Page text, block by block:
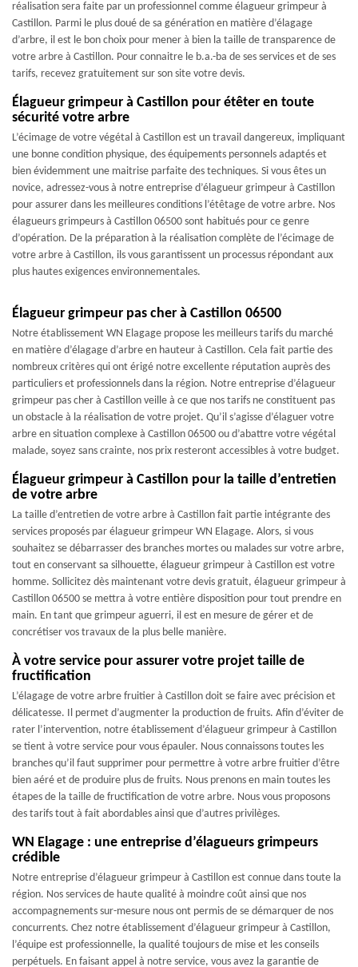
réalisation sera faite par un professionnel comme élagueur grimpeur à
Castillon. Parmi le plus doué de sa génération en matière d’élagage
d’arbre, il est le bon choix pour mener à bien la taille de transparence de
votre arbre à Castillon. Pour connaitre le b.a.-ba de ses services et de ses
tarifs, recevez gratuitement sur son site votre devis.
Élagueur grimpeur à Castillon pour étêter en toute
sécurité votre arbre
L’écimage de votre végétal à Castillon est un travail dangereux, impliquant
une bonne condition physique, des équipements personnels adaptés et
bien évidemment une maitrise parfaite des techniques. Si vous êtes un
novice, adressez-vous à notre entreprise d’élagueur grimpeur à Castillon
pour assurer dans les meilleures conditions l’étêtage de votre arbre. Nos
élagueurs grimpeurs à Castillon 06500 sont habitués pour ce genre
d’opération. De la préparation à la réalisation complète de l’écimage de
votre arbre à Castillon, ils vous garantissent un processus répondant aux
plus hautes exigences environnementales.
Élagueur grimpeur pas cher à Castillon 06500
Notre établissement WN Elagage propose les meilleurs tarifs du marché
en matière d’élagage d’arbre en hauteur à Castillon. Cela fait partie des
nombreux critères qui ont érigé notre excellente réputation auprès des
particuliers et professionnels dans la région. Notre entreprise d’élagueur
grimpeur pas cher à Castillon veille à ce que nos tarifs ne constituent pas
un obstacle à la réalisation de votre projet. Qu’il s’agisse d’élaguer votre
arbre en situation complexe à Castillon 06500 ou d’abattre votre végétal
malade, soyez sans crainte, nos prix resteront accessibles à votre budget.
Élagueur grimpeur à Castillon pour la taille d’entretien
de votre arbre
La taille d’entretien de votre arbre à Castillon fait partie intégrante des
services proposés par élagueur grimpeur WN Elagage. Alors, si vous
souhaitez se débarrasser des branches mortes ou malades sur votre arbre,
tout en conservant sa silhouette, élagueur grimpeur à Castillon est votre
homme. Sollicitez dès maintenant votre devis gratuit, élagueur grimpeur à
Castillon 06500 se mettra à votre entière disposition pour tout prendre en
main. En tant que grimpeur aguerri, il est en mesure de gérer et de
concrétiser vos travaux de la plus belle manière.
À votre service pour assurer votre projet taille de
fructification
L’élagage de votre arbre fruitier à Castillon doit se faire avec précision et
délicatesse. Il permet d’augmenter la production de fruits. Afin d’éviter de
rater l’intervention, notre établissement d’élagueur grimpeur à Castillon
se tient à votre service pour vous épauler. Nous connaissons toutes les
branches qu’il faut supprimer pour permettre à votre arbre fruitier d’être
bien aéré et de produire plus de fruits. Nous prenons en main toutes les
étapes de la taille de fructification de votre arbre. Nous vous proposons
des tarifs tout à fait abordables ainsi que d’autres privilèges.
WN Elagage : une entreprise d’élagueurs grimpeurs
crédible
Notre entreprise d’élagueur grimpeur à Castillon est connue dans toute la
région. Nos services de haute qualité à moindre coût ainsi que nos
accompagnements sur-mesure nous ont permis de se démarquer de nos
concurrents. Chez notre établissement d’élagueur grimpeur à Castillon,
l’équipe est professionnelle, la qualité toujours de mise et les conseils
perpétuels. En faisant appel à notre service, vous avez la garantie de